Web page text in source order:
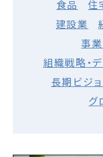
食品
住
建設業
事
組織戦略・
長期ビジ
グ